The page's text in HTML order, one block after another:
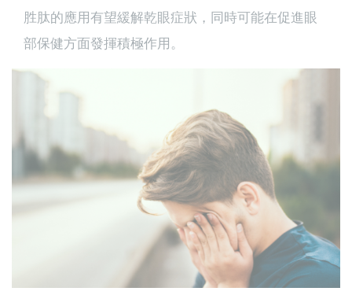
胜肽的應用有望緩解乾眼症狀，同時可能在促進眼
部保健方面發揮積極作用。